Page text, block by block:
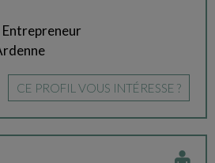
Entrepreneur
CE PROFIL VOUS INTÉRESSE ?